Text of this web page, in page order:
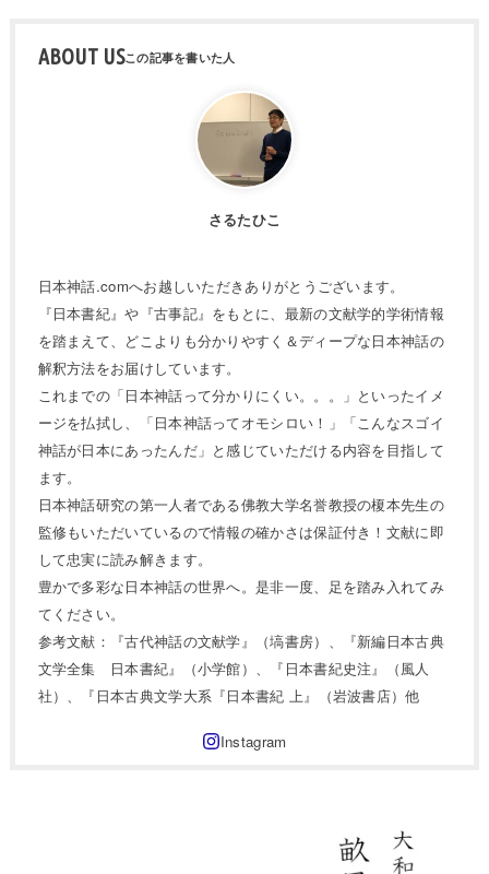
ABOUT US
さるたひこ
日本神話.comへお越しいただきありがとうございます。
『日本書紀』や『古事記』をもとに、最新の文献学的学術情報
を踏まえて、どこよりも分かりやすく＆ディープな日本神話の
解釈方法をお届けしています。
これまでの「日本神話って分かりにくい。。。」といったイメ
ージを払拭し、「日本神話ってオモシロい！」「こんなスゴイ
神話が日本にあったんだ」と感じていただける内容を目指して
ます。
日本神話研究の第一人者である佛教大学名誉教授の榎本先生の
監修もいただいているので情報の確かさは保証付き！文献に即
して忠実に読み解きます。
豊かで多彩な日本神話の世界へ。是非一度、足を踏み入れてみ
てください。
参考文献：『古代神話の文献学』（塙書房）、『新編日本古典
文学全集 日本書紀』（小学館）、『日本書紀史注』（風人
社）、『日本古典文学大系『日本書紀 上』（岩波書店）他